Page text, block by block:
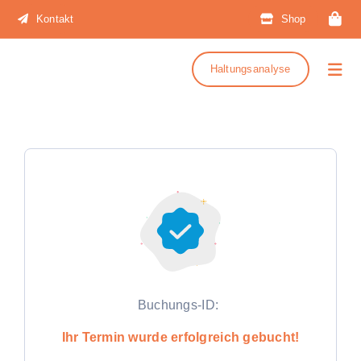
Zum
Kontakt Shop
Haltungsanalyse
Buchungs-ID:
Ihr Termin wurde erfolgreich gebucht!